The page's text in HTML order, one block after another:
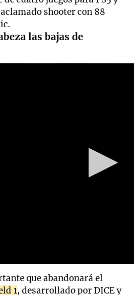
shooter con 88
las bajas de
que abandonará el
1, desarrollado por DICE y